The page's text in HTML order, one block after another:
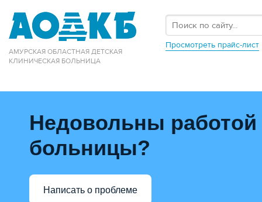
АМУРСКАЯ ОБЛАСТНАЯ ДЕТСКАЯ
КЛИНИЧЕСКАЯ БОЛЬНИЦА
Просмотреть прайс-лист
Недовольны работой
больницы?
Написать о проблеме